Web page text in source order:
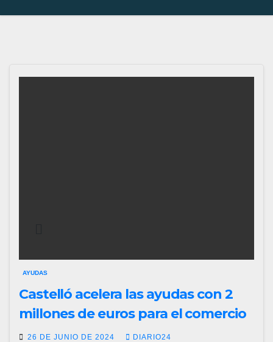
AYUDAS
Castelló acelera las ayudas con 2
millones de euros para el comercio
26 DE JUNIO DE 2024 DIARIO24